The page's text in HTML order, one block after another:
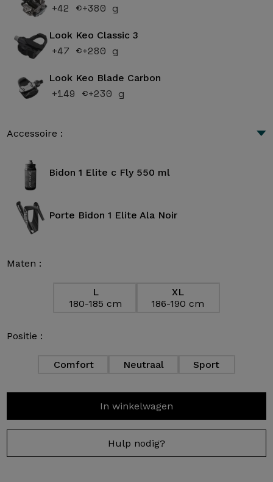
+42 €+380 g
Look Keo Classic 3
+47 €+280 g
Look Keo Blade Carbon
+149 €+230 g
Accessoire :
Bidon 1 Elite c Fly 550 ml
Porte Bidon 1 Elite Ala Noir
Maten :
L
180-185 cm
XL
186-190 cm
Positie :
Comfort Neutraal Sport
In winkelwagen
Hulp nodig?